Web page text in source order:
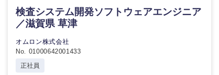
検査システム開発ソフトウェアエンジニア
／滋賀県 草津
オムロン株式会社
No. 01000642001433
正社員